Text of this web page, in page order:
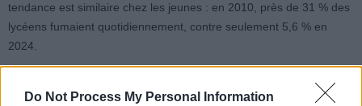
Do Not Process My Personal Information
tendance est similaire chez les jeunes : en 2010, près de 31 % des
lycéens fumaient quotidiennement, contre seulement 5,6 % en
2024.
Par ailleurs, l’usage de la cigarette électronique chez les jeunes